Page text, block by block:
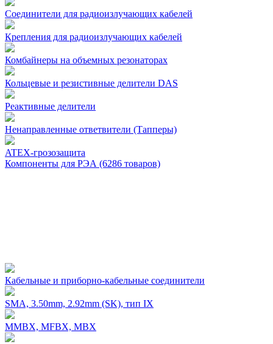
Соединители для радиоизлучающих кабелей
Крепления для радиоизлучающих кабелей
Комбайнеры на объемных резонаторах
Кольцевые и резистивные делители DAS
Реактивные делители
Ненаправленные ответвители (Тапперы)
ATEX-грозозащита
Компоненты для РЭА (6286 товаров)
Кабельные и приборно-кабельные соединители
SMA, 3.50mm, 2.92mm (SK), тип IX
MMBX, MFBX, MBX